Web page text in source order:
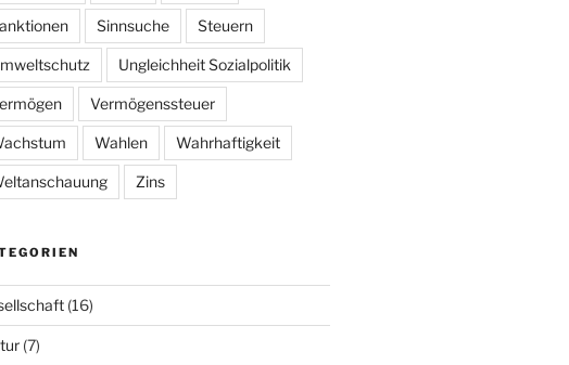
Sinnsuche Steuern
Ungleichheit Sozialpolitik
Vermögenssteuer
Wahlen Wahrhaftigkeit
Zins
(16)
(7)